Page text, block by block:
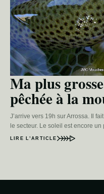
Ma plus
pêchée à la
J’arrive vers 19h sur Arrossa. Il
le secteur. Le soleil est encore
LIRE L’ARTICLE